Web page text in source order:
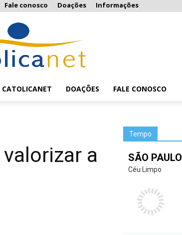
Fale conosco Doações Informações
CATOLICANET DOAÇÕES FALE CONOSCO
a
Tempo
SÃO PAULO
Céu Limpo